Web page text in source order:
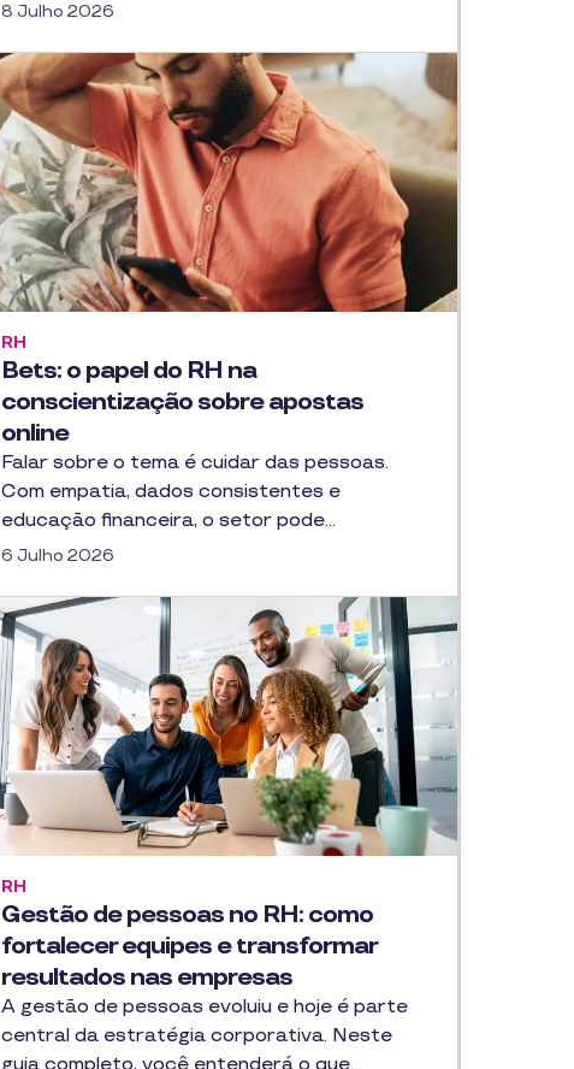
8 Julho 2026
Bets: o papel do RH na
conscientização sobre apostas
online
RH
Falar sobre o tema é cuidar das pessoas.
Com empatia, dados consistentes e
educação financeira, o setor pode…
6 Julho 2026
Gestão de pessoas no RH: como
fortalecer equipes e transformar
resultados nas empresas
RH
A gestão de pessoas evoluiu e hoje é parte
central da estratégia corporativa. Neste